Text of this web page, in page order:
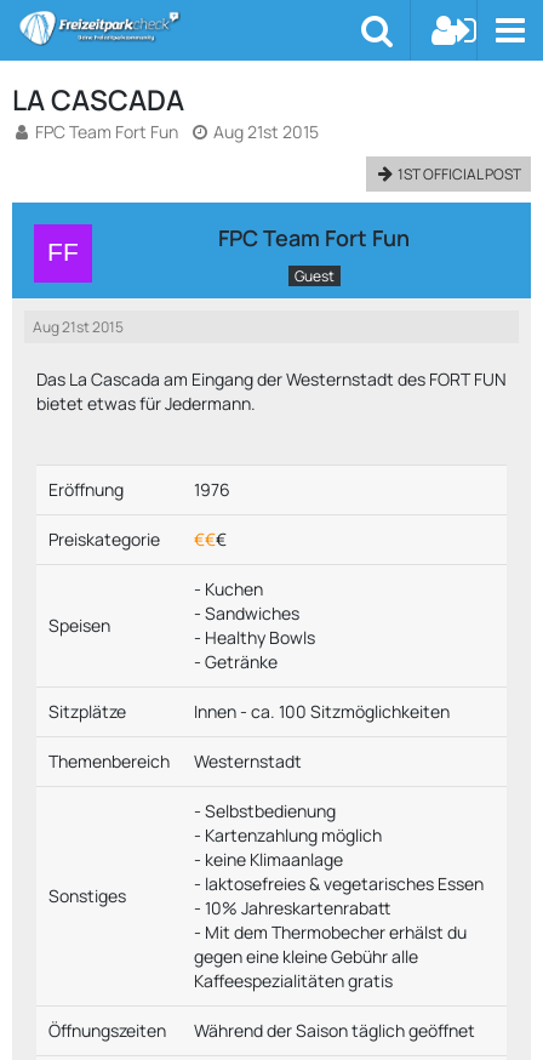
LA CASCADA
FPC Team Fort Fun Aug 21st 2015
1ST OFFICIAL POST
FPC Team Fort Fun
Guest
Aug 21st 2015
Das La Cascada am Eingang der Westernstadt des FORT FUN
bietet etwas für Jedermann.
Eröffnung 1976
Preiskategorie €€€
Speisen
- Kuchen
- Sandwiches
- Healthy Bowls
- Getränke
Sitzplätze Innen - ca. 100 Sitzmöglichkeiten
Themenbereich Westernstadt
Sonstiges
- Selbstbedienung
- Kartenzahlung möglich
- keine Klimaanlage
- laktosefreies & vegetarisches Essen
- 10% Jahreskartenrabatt
- Mit dem Thermobecher erhälst du
gegen eine kleine Gebühr alle
Kaffeespezialitäten gratis
Öffnungszeiten Während der Saison täglich geöffnet